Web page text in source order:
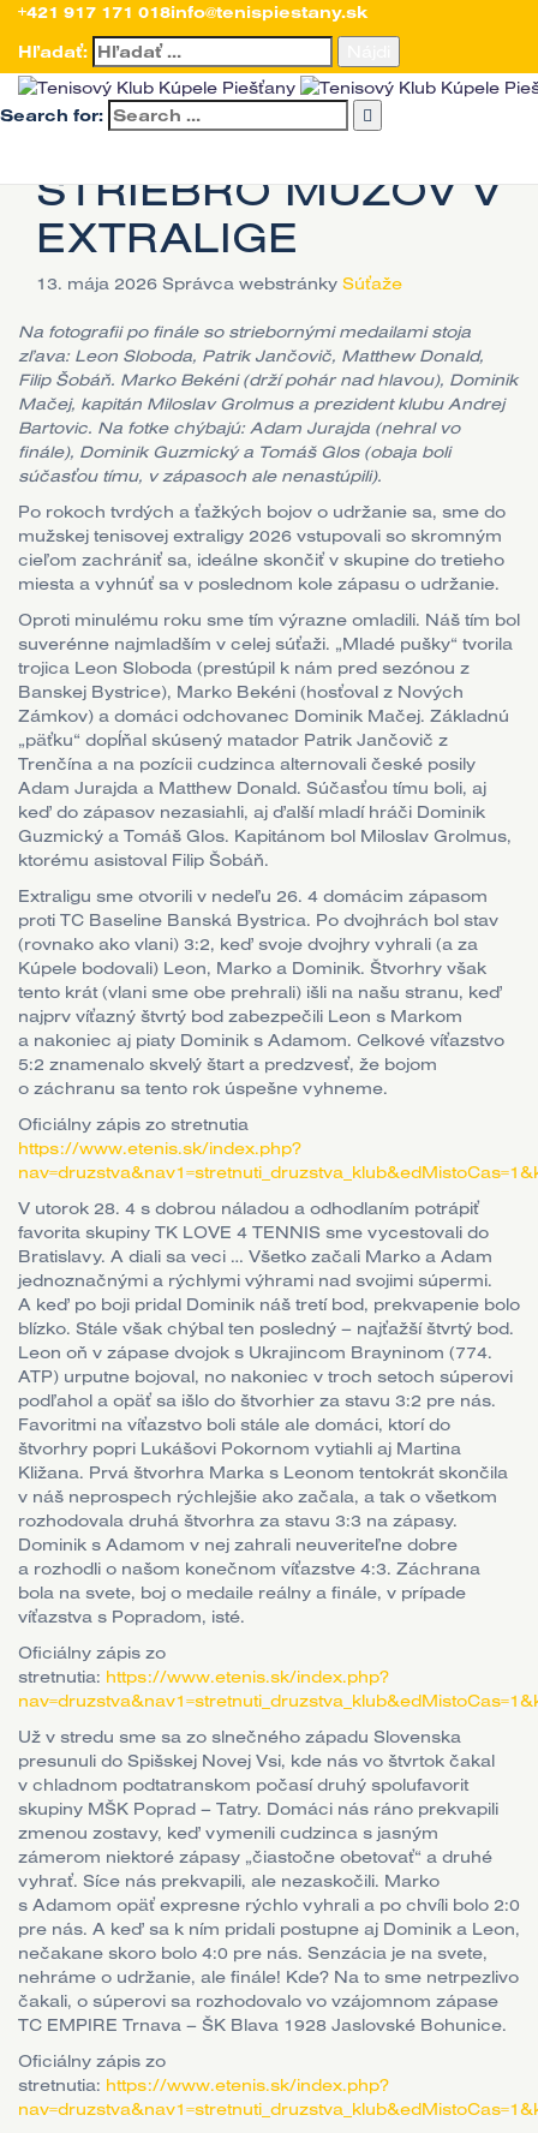
+421 917 171 018info@tenispiestany.sk
Hľadať:
Search for:
Úvod> Aktuality >Súťaže>(cesta po) HISTORICKÉ STRIEBRO
MUŽOV V EXTRALIGE
(cesta po)
HISTORICKÉ
STRIEBRO MUŽOV V
EXTRALIGE
13. mája 2026 Správca webstránky Súťaže
Na fotografii po finále so striebornými medailami stoja
zľava: Leon Sloboda, Patrik Jančovič, Matthew Donald,
Filip Šobáň. Marko Bekéni (drží pohár nad hlavou), Dominik
Mačej, kapitán Miloslav Grolmus a prezident klubu Andrej
Bartovic. Na fotke chýbajú: Adam Jurajda (nehral vo
finále), Dominik Guzmický a Tomáš Glos (obaja boli
súčasťou tímu, v zápasoch ale nenastúpili).
Po rokoch tvrdých a ťažkých bojov o udržanie sa, sme do
mužskej tenisovej extraligy 2026 vstupovali so skromným
cieľom zachrániť sa, ideálne skončiť v skupine do tretieho
miesta a vyhnúť sa v poslednom kole zápasu o udržanie.
Oproti minulému roku sme tím výrazne omladili. Náš tím bol
suverénne najmladším v celej súťaži. „Mladé pušky“ tvorila
trojica Leon Sloboda (prestúpil k nám pred sezónou z
Banskej Bystrice), Marko Bekéni (hosťoval z Nových
Zámkov) a domáci odchovanec Dominik Mačej. Základnú
„päťku“ dopĺňal skúsený matador Patrik Jančovič z
Trenčína a na pozícii cudzinca alternovali české posily
Adam Jurajda a Matthew Donald. Súčasťou tímu boli, aj
keď do zápasov nezasiahli, aj ďalší mladí hráči Dominik
Guzmický a Tomáš Glos. Kapitánom bol Miloslav Grolmus,
ktorému asistoval Filip Šobáň.
Extraligu sme otvorili v nedeľu 26. 4 domácim zápasom
proti TC Baseline Banská Bystrica. Po dvojhrách bol stav
(rovnako ako vlani) 3:2, keď svoje dvojhry vyhrali (a za
Kúpele bodovali) Leon, Marko a Dominik. Štvorhry však
tento krát (vlani sme obe prehrali) išli na našu stranu, keď
najprv víťazný štvrtý bod zabezpečili Leon s Markom
a nakoniec aj piaty Dominik s Adamom. Celkové víťazstvo
5:2 znamenalo skvelý štart a predzvesť, že bojom
o záchranu sa tento rok úspešne vyhneme.
Oficiálny zápis zo stretnutia
https://www.etenis.sk/index.php?
V utorok 28. 4 s dobrou náladou a odhodlaním potrápiť
favorita skupiny TK LOVE 4 TENNIS sme vycestovali do
Bratislavy. A diali sa veci … Všetko začali Marko a Adam
jednoznačnými a rýchlymi výhrami nad svojimi súpermi.
A keď po boji pridal Dominik náš tretí bod, prekvapenie bolo
blízko. Stále však chýbal ten posledný – najťažší štvrtý bod.
Leon oň v zápase dvojok s Ukrajincom Brayninom (774.
ATP) urputne bojoval, no nakoniec v troch setoch súperovi
podľahol a opäť sa išlo do štvorhier za stavu 3:2 pre nás.
Favoritmi na víťazstvo boli stále ale domáci, ktorí do
štvorhry popri Lukášovi Pokornom vytiahli aj Martina
Kližana. Prvá štvorhra Marka s Leonom tentokrát skončila
v náš neprospech rýchlejšie ako začala, a tak o všetkom
rozhodovala druhá štvorhra za stavu 3:3 na zápasy.
Dominik s Adamom v nej zahrali neuveriteľne dobre
a rozhodli o našom konečnom víťazstve 4:3. Záchrana
bola na svete, boj o medaile reálny a finále, v prípade
víťazstva s Popradom, isté.
Oficiálny zápis zo
stretnutia: https://www.etenis.sk/index.php?
Už v stredu sme sa zo slnečného západu Slovenska
presunuli do Spišskej Novej Vsi, kde nás vo štvrtok čakal
v chladnom podtatranskom počasí druhý spolufavorit
skupiny MŠK Poprad – Tatry. Domáci nás ráno prekvapili
zmenou zostavy, keď vymenili cudzinca s jasným
zámerom niektoré zápasy „čiastočne obetovať“ a druhé
vyhrať. Síce nás prekvapili, ale nezaskočili. Marko
s Adamom opäť expresne rýchlo vyhrali a po chvíli bolo 2:0
pre nás. A keď sa k ním pridali postupne aj Dominik a Leon,
nečakane skoro bolo 4:0 pre nás. Senzácia je na svete,
nehráme o udržanie, ale finále! Kde? Na to sme netrpezlivo
čakali, o súperovi sa rozhodovalo vo vzájomnom zápase
TC EMPIRE Trnava – ŠK Blava 1928 Jaslovské Bohunice.
Oficiálny zápis zo
stretnutia: https://www.etenis.sk/index.php?